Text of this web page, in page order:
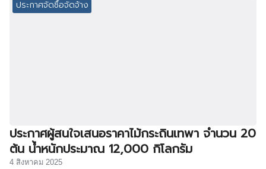
ประกาศจัดซื้อจัดจ้าง
ประกาศผู้สนใจเสนอราคาไม้กระถินเทพา จำนวน 20
ต้น น้ำหนักประมาณ 12,000 กิโลกรัม
4 สิงหาคม 2025